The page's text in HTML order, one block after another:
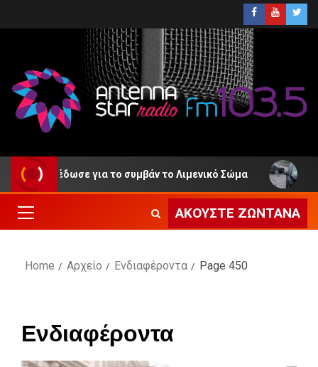
για το συμβάν το Λιμενικό Σώμα ΕΛ.ΑΣ. –
ΑΚΟΎΣΤΕ ΖΩΝΤΑΝΆ
Home Αρχείο Ενδιαφέροντα Page 450
Ενδιαφέροντα